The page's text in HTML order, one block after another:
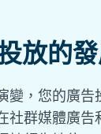
放的
變，您的廣
社群媒體廣